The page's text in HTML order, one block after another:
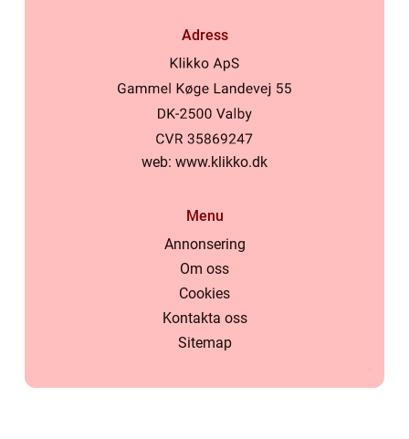
Adress
web: www.klikko.dk
Menu
Annonsering
Om oss
Cookies
Kontakta oss
Sitemap